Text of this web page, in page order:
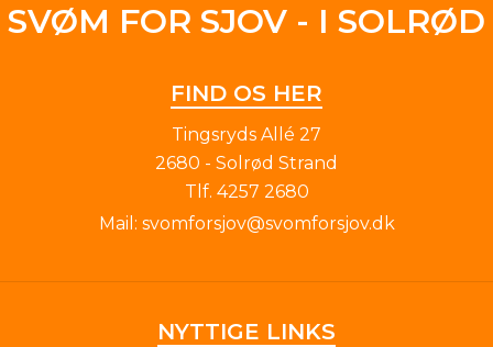
SVØM FOR SJOV - I SOLRØD
FIND OS HER
Tingsryds Allé 27
2680 - Solrød Strand
Tlf. 4257 2680
Mail: svomforsjov@svomforsjov.dk
NYTTIGE LINKS